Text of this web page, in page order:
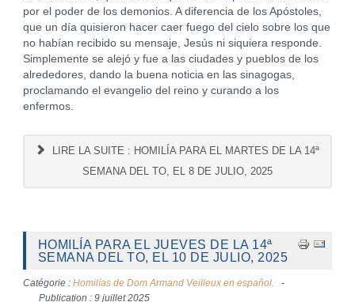
por el poder de los demonios. A diferencia de los Apóstoles,
que un día quisieron hacer caer fuego del cielo sobre los que
no habían recibido su mensaje, Jesús ni siquiera responde.
Simplemente se alejó y fue a las ciudades y pueblos de los
alrededores, dando la buena noticia en las sinagogas,
proclamando el evangelio del reino y curando a los
enfermos.
LIRE LA SUITE : HOMILÍA PARA EL MARTES DE LA 14ª
SEMANA DEL TO, EL 8 DE JULIO, 2025
HOMILÍA PARA EL JUEVES DE LA 14ª
SEMANA DEL TO, EL 10 DE JULIO, 2025
Catégorie : Homilías de Dom Armand Veilleux en español.
Publication : 9 juillet 2025